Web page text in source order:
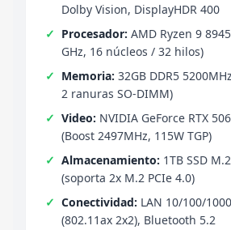
Dolby Vision, DisplayHDR 400
Procesador: AMD Ryzen 9
GHz, 16 núcleos / 32 hilos)
Memoria: 32GB DDR5
2 ranuras SO-DIMM)
Video: NVIDIA GeForce RTX
(Boost 2497MHz, 115W TGP)
Almacenamiento: 1TB SSD
(soporta 2x M.2 PCIe 4.0)
Conectividad: LAN 10/100/
(802.11ax 2x2), Bluetooth 5.2